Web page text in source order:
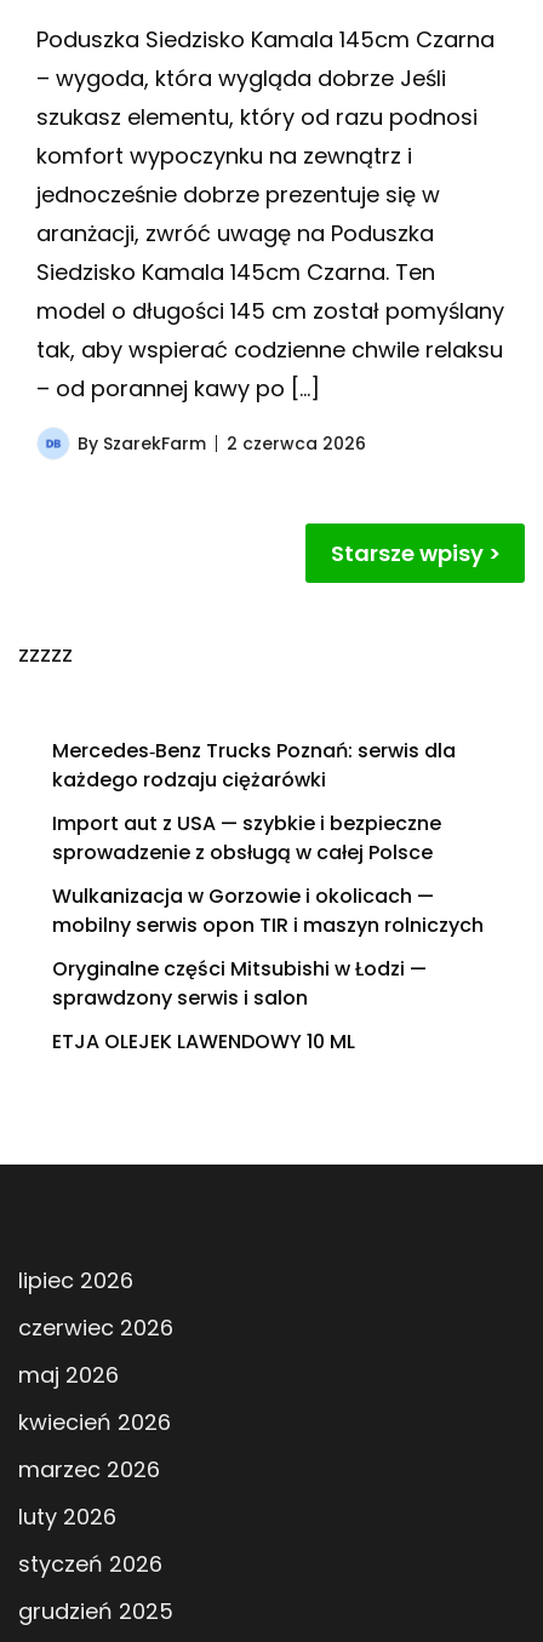
Poduszka Siedzisko Kamala 145cm Czarna
– wygoda, która wygląda dobrze Jeśli
szukasz elementu, który od razu podnosi
komfort wypoczynku na zewnątrz i
jednocześnie dobrze prezentuje się w
aranżacji, zwróć uwagę na Poduszka
Siedzisko Kamala 145cm Czarna. Ten
model o długości 145 cm został pomyślany
tak, aby wspierać codzienne chwile relaksu
– od porannej kawy po […]
By SzarekFarm 2 czerwca 2026
Starsze wpisy
zzzzz
Mercedes‑Benz Trucks Poznań: serwis dla
każdego rodzaju ciężarówki
Import aut z USA — szybkie i bezpieczne
sprowadzenie z obsługą w całej Polsce
Wulkanizacja w Gorzowie i okolicach —
mobilny serwis opon TIR i maszyn rolniczych
Oryginalne części Mitsubishi w Łodzi —
sprawdzony serwis i salon
ETJA OLEJEK LAWENDOWY 10 ML
lipiec 2026
czerwiec 2026
maj 2026
kwiecień 2026
marzec 2026
luty 2026
styczeń 2026
grudzień 2025